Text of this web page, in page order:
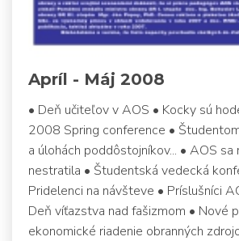
Apríl - Máj 2008
• Deň učiteľov v AOS • Kocky sú
2008 Spring conference •
a úlohách poddôstojníkov... • AOS sa
nestratila • Študentská vedecká
Pridelenci na návšteve • Príslušníci
Deň víťazstva nad fašizmom • Nové
ekonomické riadenie obranných